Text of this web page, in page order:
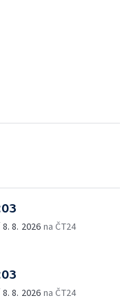
8. 8. 2026 na ČT24
8. 8. 2026 na ČT24